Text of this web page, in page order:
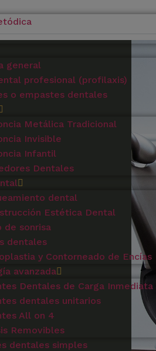
general
profesional (profilaxis)
o empastes dentales
Metálica Tradicional
Invisible
Infantil
Dentales
dental
Estética Dental
de sonrisa
dentales
y Contorneado de Encías
avanzada
Dentales de Carga Inmediata
dentales unitarios
All on 4
Removibles
dentales simples